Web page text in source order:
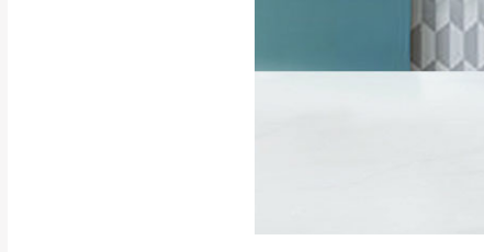
若收到不良品
所有退回及換
品、附件、包
由於透過電腦
質感稍有不同
訂購前請確認